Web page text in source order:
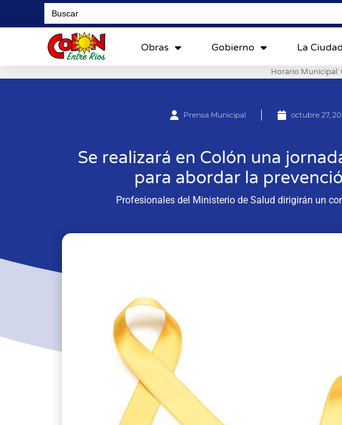
Search
for:
Obras Gobierno La Ciudad
Horario Municipal:
Prensa Municipal octubre 27,
Se realizará en Colón una
para abordar la
Profesionales del Ministerio de Salud dirigirán un